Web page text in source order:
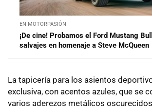
EN MOTORPASIÓN
¡De cine! Probamos el Ford Mustang
salvajes en homenaje a Steve McQueen
La tapicería para los asientos
exclusiva, con acentos azules, que se
varios aderezos metálicos